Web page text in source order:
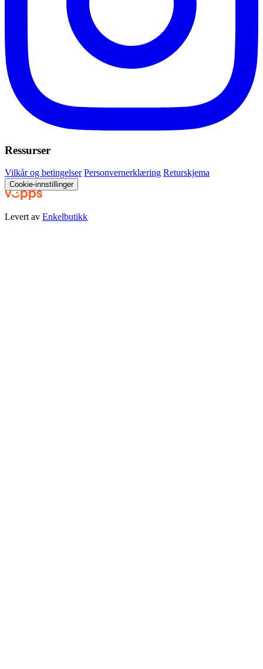
Ressurser
Vilkår og betingelser Personvernerklæring Returskjema
Cookie-innstillinger
Levert av Enkelbutikk